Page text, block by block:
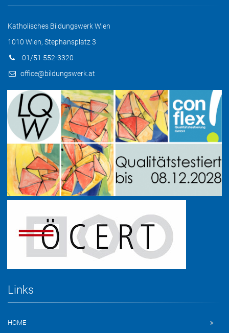
Katholisches Bildungswerk Wien
1010 Wien, Stephansplatz 3
01/51 552-3320
office@bildungswerk.at
Links
HOME